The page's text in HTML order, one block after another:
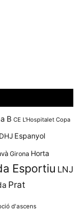
B CE L'Hospitalet Copa
DHJ Espanyol
Girona Horta
Esportiu LNJ
Prat
d'ascens